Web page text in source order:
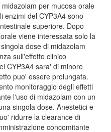
per mucosa orale
enzimi del CYP3A4 sono
superiore. Dopo
viene interessata solo la
dose di midazolam
sull'effetto clinico
CYP3A4 sara' di minore
puo' essere prolungata.
monitoraggio degli effetti
l'uso di midazolam con un
singola dose. Anestetici e
ridurre la clearance di
concomitante